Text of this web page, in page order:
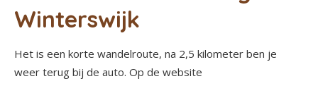
Winterswijk
Het is een korte wandelroute, na 2,5 kilometer ben je
weer terug bij de auto. Op de website